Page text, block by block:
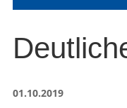
01.10.2019